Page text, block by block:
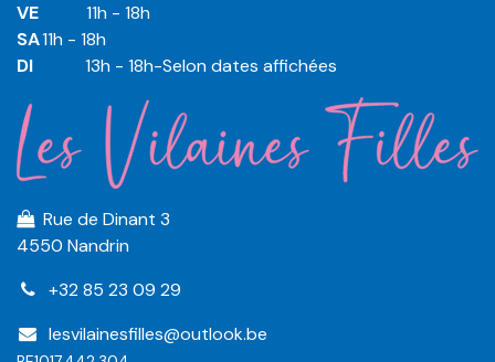
VE
​​​11h - 18h
SA​​​11h - 18h
DI
​​​ 13h - 18h-Selon dates affichées
Rue de Dinant 3
4550 Nandrin
+32 85 23 09 29
lesvilainesfilles@outlook.be